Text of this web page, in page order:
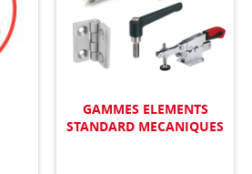
GAMMES ELEMENTS
STANDARD MECANIQUES